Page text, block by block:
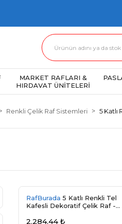
MARKET RAFLARI &
HIRDAVAT ÜNİTELERİ
Renkli Çelik Raf Sistemleri 5 Katlı
RafBurada
Kafesli Dekoratif Çelik Raf -
2.284,44 ₺